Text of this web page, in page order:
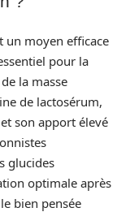
un moyen efficace
pour la
la masse
de lactosérum,
son apport élevé
glucides
optimale après
bien pensée